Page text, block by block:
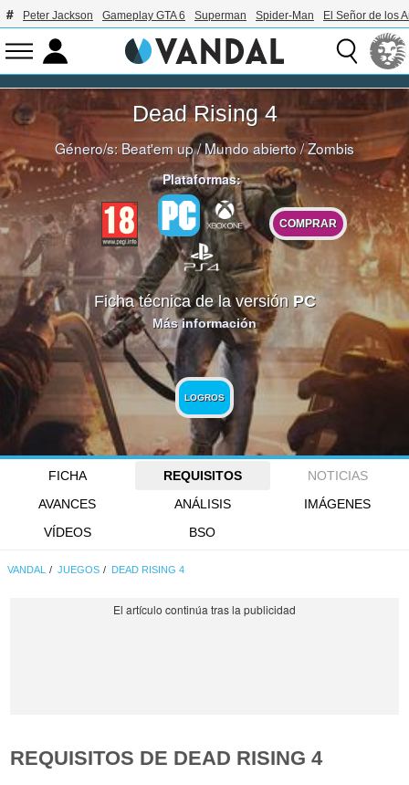
Peter Jackson Gameplay GTA 6 Superman Spider-Man El Señor de los
Dead Rising 4
Género/s: Beat'em up/Mundo abierto/Zombis
Plataformas:
COMPRAR
Ficha técnica de la versión PC
Más información
LOGROS
FICHA REQUISITOS
NOTICIAS
AVANCES
ANÁLISIS
IMÁGENES
VÍDEOS
BSO
VANDAL JUEGOS DEAD RISING 4
REQUISITOS DE DEAD RISING 4